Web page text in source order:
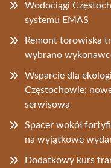
Wodociągi
systemu EMAS
Remont torowiska
wybrano
Wsparcie dla
Częstochowie:
serwisowa
Spacer wokół
na wyjątkowe
Dodatkowy kurs